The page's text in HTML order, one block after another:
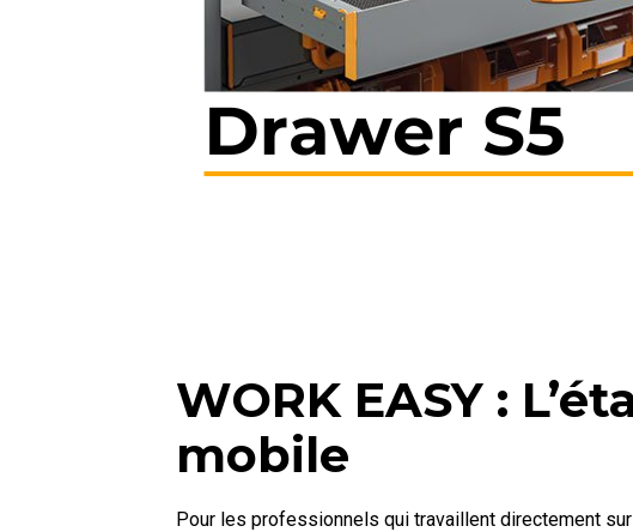
WORK EASY :
mobile
Pour les professionnels qui travaillent directement